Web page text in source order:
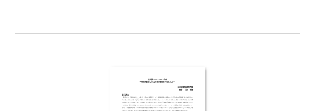
字ぐらいは求めておきたいし，また，特に
ことを考えるのであれば，その数字は何か
を求めておく方が自然ではなかろうか。そ